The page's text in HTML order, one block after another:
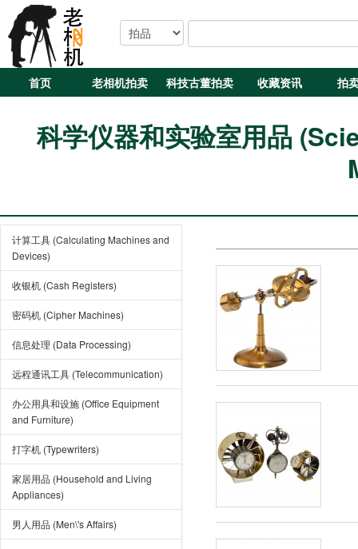
首页 老相机拍卖 科技古董拍卖 收藏资讯 拍
科学仪器和实验室用品
计算工具 (Calculating Machines and
Devices)
收银机 (Cash Registers)
密码机 (Cipher Machines)
信息处理 (Data Processing)
远程通讯工具 (Telecommunication)
办公用具和设施 (Office Equipment
and Furniture)
打字机 (Typewriters)
家居用品 (Household and Living
Appliances)
男人用品 (Men\'s Affairs)